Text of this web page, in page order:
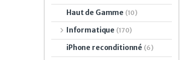
Haut de Gamme (10)
Informatique (170)
iPhone reconditionné (6)